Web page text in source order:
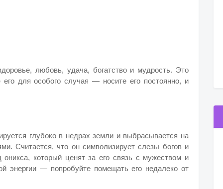
любовь, удача, богатство и мудрость. Это
для особого случая — носите его постоянно, и
глубоко в недрах земли и выбрасывается на
Считается, что он символизирует слезы богов и
который ценят за его связь с мужеством и
энергии — попробуйте помещать его недалеко от